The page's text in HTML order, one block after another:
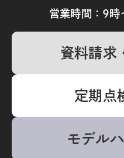
営業時間：9
資料請求
定期点
モデル